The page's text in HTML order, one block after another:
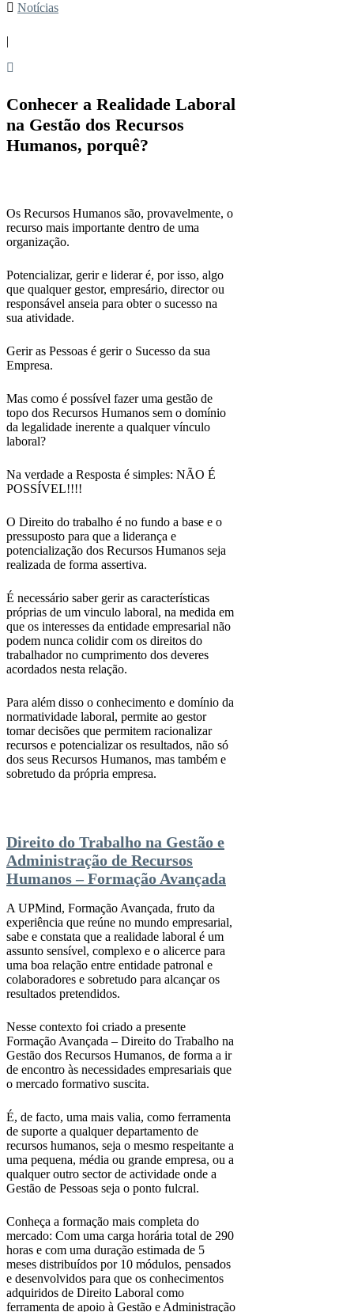
Notícias
|
Conhecer a Realidade Laboral
na Gestão dos Recursos
Humanos, porquê?
Os Recursos Humanos são, provavelmente, o
recurso mais importante dentro de uma
organização.
Potencializar, gerir e liderar é, por isso, algo
que qualquer gestor, empresário, director ou
responsável anseia para obter o sucesso na
sua atividade.
Gerir as Pessoas é gerir o Sucesso da sua
Empresa.
Mas como é possível fazer uma gestão de
topo dos Recursos Humanos sem o domínio
da legalidade inerente a qualquer vínculo
laboral?
Na verdade a Resposta é simples: NÃO É
POSSÍVEL!!!!
O Direito do trabalho é no fundo a base e o
pressuposto para que a liderança e
potencialização dos Recursos Humanos seja
realizada de forma assertiva.
É necessário saber gerir as características
próprias de um vinculo laboral, na medida em
que os interesses da entidade empresarial não
podem nunca colidir com os direitos do
trabalhador no cumprimento dos deveres
acordados nesta relação.
Para além disso o conhecimento e domínio da
normatividade laboral, permite ao gestor
tomar decisões que permitem racionalizar
recursos e potencializar os resultados, não só
dos seus Recursos Humanos, mas também e
sobretudo da própria empresa.
Direito do Trabalho na Gestão e
Administração de Recursos
Humanos – Formação Avançada
A UPMind, Formação Avançada, fruto da
experiência que reúne no mundo empresarial,
sabe e constata que a realidade laboral é um
assunto sensível, complexo e o alicerce para
uma boa relação entre entidade patronal e
colaboradores e sobretudo para alcançar os
resultados pretendidos.
Nesse contexto foi criado a presente
Formação Avançada – Direito do Trabalho na
Gestão dos Recursos Humanos, de forma a ir
de encontro às necessidades empresariais que
o mercado formativo suscita.
É, de facto, uma mais valia, como ferramenta
de suporte a qualquer departamento de
recursos humanos, seja o mesmo respeitante a
uma pequena, média ou grande empresa, ou a
qualquer outro sector de actividade onde a
Gestão de Pessoas seja o ponto fulcral.
Conheça a formação mais completa do
mercado: Com uma carga horária total de 290
horas e com uma duração estimada de 5
meses distribuídos por 10 módulos, pensados
e desenvolvidos para que os conhecimentos
adquiridos de Direito Laboral como
ferramenta de apoio à Gestão e Administração